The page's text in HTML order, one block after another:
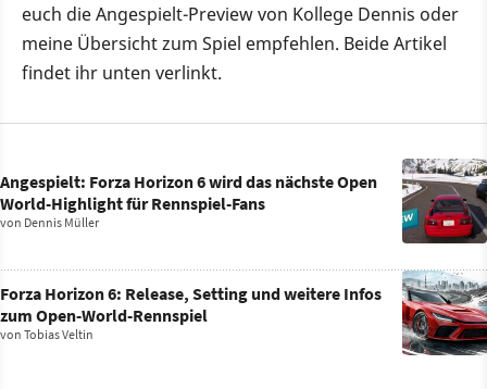
euch die Angespielt-Preview von Kollege Dennis oder
meine Übersicht zum Spiel empfehlen. Beide Artikel
findet ihr unten verlinkt.
Angespielt: Forza Horizon 6 wird das nächste Open
World-Highlight für Rennspiel-Fans
von Dennis Müller
Forza Horizon 6: Release, Setting und weitere Infos
zum Open-World-Rennspiel
von Tobias Veltin